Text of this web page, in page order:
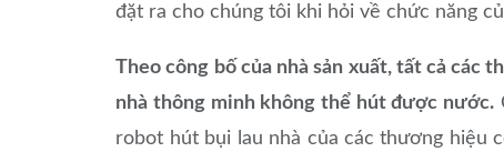
đặt ra cho chúng tôi khi hỏi về chức năng
Theo công bố của nhà sản xuất, tất cả các
nhà thông minh không thể hút được nước.
robot hút bụi lau nhà của các thương hiệu